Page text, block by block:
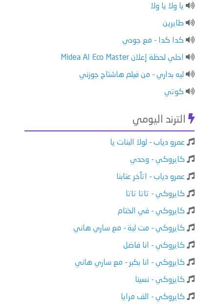
يا ولا يا ولا
طايرين
كدا كدا - مع جودي
احلي لحظة إعلان Midea AI Eco Master
ليه بداري - من فيلم هاشتاج جوزني
كوتي
الترند اليومي
عمرو دياب - لولا البنات يا
كايروكي - وحدي
عمرو دياب - اتأخر عتابنا
كايروكي - تاتا تاتا
كايروكي - في الختام
كايروكي - مت لية - مع ساري هاني
كايروكي - انا فاضل
كايروكي - انا بكبر - مع ساري هاني
كايروكي - نسينا
كايروكي - الف مرايا